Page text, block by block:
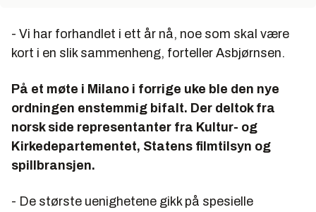
- Vi har forhandlet i ett år nå, noe som skal være
kort i en slik sammenheng, forteller Asbjørnsen.
På et møte i Milano i forrige uke ble den nye
ordningen enstemmig bifalt. Der deltok fra
norsk side representanter fra Kultur- og
Kirkedepartementet, Statens filmtilsyn og
spillbransjen.
- De største uenighetene gikk på spesielle